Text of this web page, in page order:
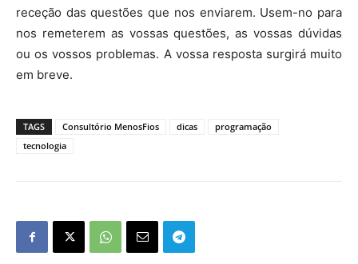
receção das questões que nos enviarem. Usem-no para
nos remeterem as vossas questões, as vossas dúvidas
ou os vossos problemas. A vossa resposta surgirá muito
em breve.
TAGS Consultório MenosFios dicas
programação
tecnologia